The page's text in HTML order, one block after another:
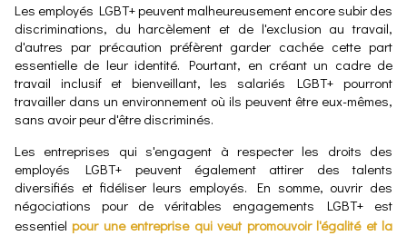
Les employés LGBT+ peuvent malheureusement encore subir des
discriminations, du harcèlement et de l'exclusion au travail,
d'autres par précaution préfèrent garder cachée cette part
essentielle de leur identité. Pourtant, en créant un cadre de
travail inclusif et bienveillant, les salariés LGBT+ pourront
travailler dans un environnement où ils peuvent être eux-mêmes,
sans avoir peur d'être discriminés.
Les entreprises qui s'engagent à respecter les droits des
employés LGBT+ peuvent également attirer des talents
diversifiés et fidéliser leurs employés. En somme, ouvrir des
négociations pour de véritables engagements LGBT+ est
essentiel pour une entreprise qui veut promouvoir l'égalité et la